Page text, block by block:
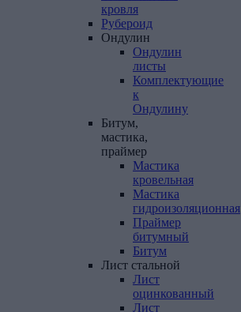
кровля
Рубероид
Ондулин
Ондулин
листы
Комплектующие
к
Ондулину
Битум,
мастика,
праймер
Мастика
кровельная
Мастика
гидроизоляционная
Праймер
битумный
Битум
Лист стальной
Лист
оцинкованный
Лист